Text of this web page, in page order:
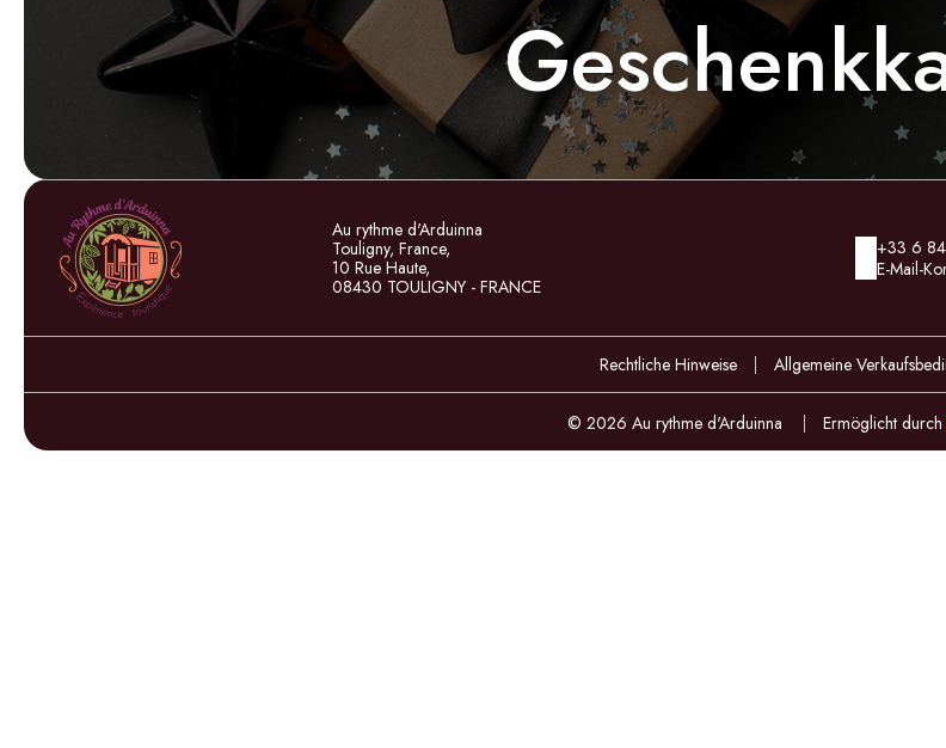
Au rythme d'Arduinna
Touligny, France,
10 Rue Haute,
08430 TOULIGNY - FRANCE
+33 6
E-Mail-
Rechtliche Hinweise Allgemeine
© 2026 Au rythme d'Arduinna Ermöglicht durch